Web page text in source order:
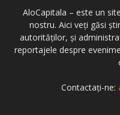
AloCapitala – este un
nostru. Aici veți găsi
autorităților, și
reportajele despre
Contactați-ne: